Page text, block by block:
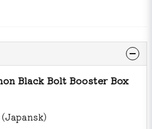
Black Bolt Booster Box